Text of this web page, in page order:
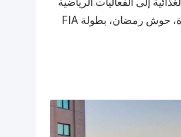
والمعارض الثقافية، هناك ما يناسب الجميع. لا تفوتوا بازار رمضان في اللؤلؤة، حوش رمضان، بطولة FIA